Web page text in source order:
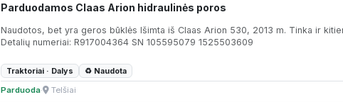
Parduodamos Claas Arion hidraulinės poros
Naudotos, bet yra geros būklės Išimta iš Claas Arion 530, 2013 m. Tinka ir
Detalių numeriai: R917004364 SN 105595079 1525503609
Traktoriai · Dalys
♻ Naudota
Parduoda· Telšiai